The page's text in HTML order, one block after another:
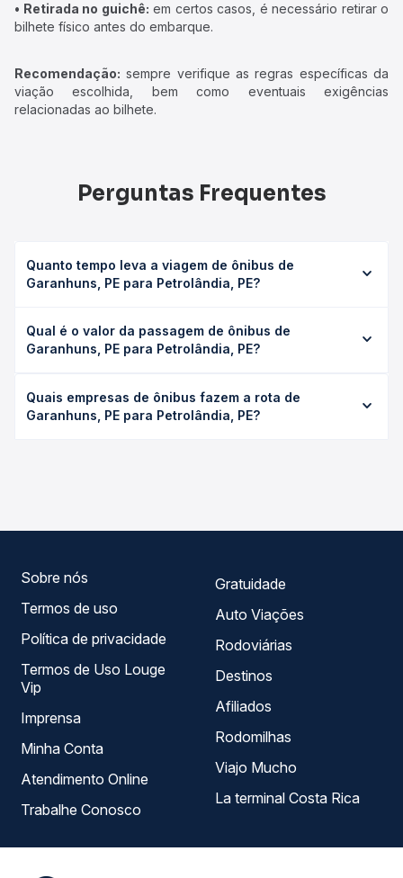
• Retirada no guichê: em certos casos, é necessário retirar o
bilhete físico antes do embarque.
Recomendação: sempre verifique as regras específicas da
viação escolhida, bem como eventuais exigências
relacionadas ao bilhete.
Perguntas Frequentes
Quanto tempo leva a viagem de ônibus de
Garanhuns, PE para Petrolândia, PE?
leva em média 4h 15min, podendo variar conforme a
viação, o tipo de serviço (convencional, executivo ou
exata de cada opção na data desejada.
Qual é o valor da passagem de ônibus de
Garanhuns, PE para Petrolândia, PE?
Petrolândia, PE custa em média R$ 139,10 e varia conforme
a data da viagem, a empresa, o tipo de poltrona e a
Quais empresas de ônibus fazem a rota de
Garanhuns, PE para Petrolândia, PE?
Sobre nós
Termos de uso
Política de privacidade
Termos de Uso Louge
Vip
Imprensa
Minha Conta
Atendimento Online
Trabalhe Conosco
Gratuidade
Auto Viações
Rodoviárias
Destinos
Afiliados
Rodomilhas
Viajo Mucho
La terminal Costa Rica